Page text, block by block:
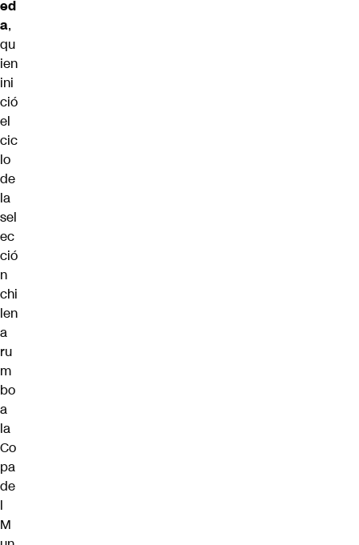
ed
a,
qu
ien
ini
ció
el
cic
lo
de
la
sel
ec
ció
n
chi
len
a
ru
m
bo
a
la
Co
pa
de
l
M